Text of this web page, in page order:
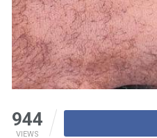
944
VIEWS